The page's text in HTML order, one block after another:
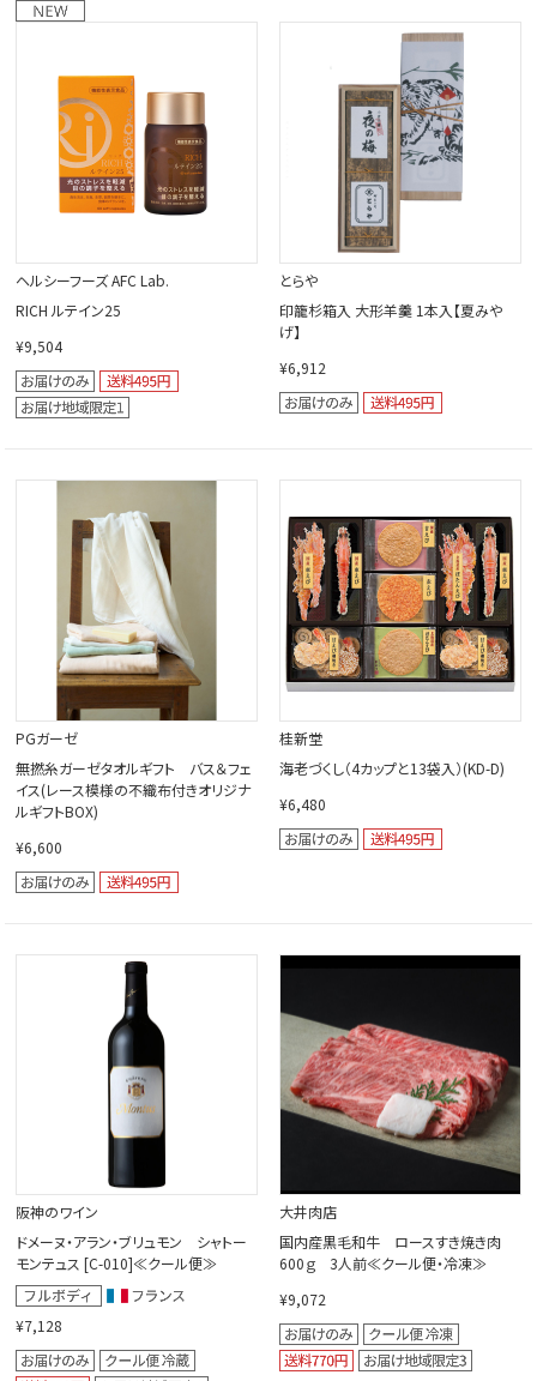
ヘルシーフーズ AFC Lab.
RICH ルテイン25
¥9,504
とらや
印籠杉箱入 大形羊羹 1本入【夏みや
げ】
¥6,912
PGガーゼ
無撚糸ガーゼタオルギフト バス＆フェ
イス(レース模様の不織布付きオリジナ
ルギフトBOX)
¥6,600
桂新堂
海老づくし（4カップと13袋入）(KD-D)
¥6,480
阪神のワイン
ドメーヌ・アラン・ブリュモン シャトー
モンテュス [C-010]≪クール便≫
¥7,128
大井肉店
国内産黒毛和牛 ロースすき焼き肉
600ｇ 3人前≪クール便・冷凍≫
¥9,072